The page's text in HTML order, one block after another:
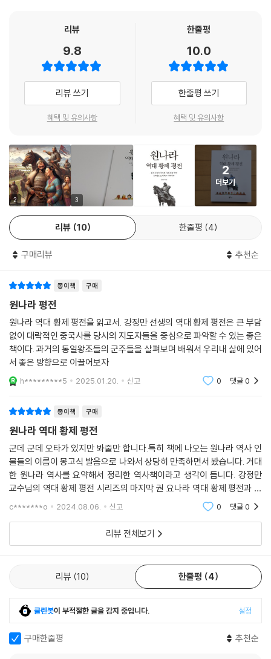
3. 황제와 황태자 그리고 황태후가 권력을 분점하다
4. 우유부단한 성격 때문에 국정을 혼란에 빠뜨리다
5. 상서성을 설치하여 재정난 타개를 시도했으나 실패하다
제8장. 원 인종 아유르바르와다
1. 훈구 대신들을 제거하고 화폐 개혁을 시도하다
3. 유가 성현을 숭상하고 교육과 과거 제도를 부활하다
4. 모후 다기 황태후와 갈등을 빚다
제9장. 원 영종 시데발라
1. 성장 과정과 황위 계승
2. 태황태후 세력과 권력 다툼을 벌이다
3. 충신들의 간언을 듣고 새로운 정치를 추구하다
1. 남파지변 직후에 황제로 추대되다
2. 남파지변에 가담한 신하, 종왕들을 제거하다
3. 유학을 숭상하고 여러 종교에 대해 포용 정책을 펴다
4. 충신의 누명을 벗겨주었지만, 민란을 막지 못하다
5. 색목인의 이권 개입을 묵인하고 매관매직을 일삼다
제11장. 원 문종 투그 테무르
1. 성장 과정과 황위 계승
2. 천순제 세력과 ‘양도의 전쟁’을 벌이다
3. 이복형 쿠살라에게 양위하고 황태자로 책봉되다
4. 원 명종이 급사한 직후에 황제로 복위하다
5. 문치를 일으키고 유가를 존중하다
제12장. 원 혜종 토곤 테무르
1. 이린친발이 황위를 계승했지만 요절하다
3. 태양왕 엘 테무르 세력을 제거하다
4. 바얀이 권력을 장악하고 과거 제도를 폐지하다
5. 바얀 세력을 제거하고 친정을 시작하다
6. 지정갱화: 톡토아의 성공과 실패
칭기즈 칸의 손자이자 몽골 제국의 제5대 카안인 쿠빌라이는 마침내 중국
사의 일부이기도 하다. 몽골족의 관점에서 볼 때 그들은 한족이 세운 송나
라를 멸망시키고 중국 대륙의 지배자이자 주인이 되었다. 반면에 오랜 세
월 동안 중원 지방을 중심으로 역대 봉건 왕조를 세웠던 한족은 소수 민족
인 몽골족에게 국권과 영토를 빼앗기고 피지배층으로 전락했다. 따라서 원
나라는 몽골 역사의 전성기에 해당하지만, 한족에게는 심각한 고난을 겪게
또 중국 역사의 관점에서 보면 원나라는 유목 민족이 처음으로 농경 민족
인 한족을 정복하고 건국한 대제국이다. 문명 수준과 경제력에서 한족에게
크게 열세였으며 심지어 문자조차 없었던 몽골족은 앞서 언급한 장점들을
극대화하여 중국 천하를 통일한 것이다. 원나라의 영토는 4대 칸국을 포함
했으며, 황제는 4대 칸국의 칸을 통제하는 카안이었다. 그런데 시간이 흐
를수록 4대 칸국은 원나라와 형식적인 주종 관계를 맺고 독립국으로 발전
다. 원나라의 역대 황제들은 인구수가 가장 많고 피지배층인 한족을 어떻
경 민족을 다루는 문제이기도 했다. 원 세조 쿠빌라이는 한족의 법률과 제
도를 수용하고 유가 사상을 존중하며 유학자들을 등용함으로써 한족을 원
나라의 통치에 순응하게 했다. 원 세조 이후 역대 황제들은 조종(祖宗)의
법도를 받들어 대제국을 다스렸다.
하지만 원나라는 건국한 지 97년 만에 다시 북방의 초원으로 쫓겨났다. 어
째서 원나라는 백 년도 못 되어 중국에서 지배권을 상실했을까.
첫째, 원나라는 건국 초기부터 한족 문명에 동화된 몽골인과 한족 출신 유
학자들로 구성된 한법파(漢法派)와 몽골의 귀족 세력 간의 갈등이 잠재
되어 있었다. 한법파는 한족의 법률과 제도로 국가를 다스림으로써 원나라
가 역대 한족 왕조의 정통성을 계승하고자 했다. 그들은 유가 사상을 치국
(治國)의 도(道)로 삼았으며 한족 왕조의 흥망성쇠에서 역사적 교훈을 얻
고자 했다. 반면에 몽골의 귀족 세력은 몽골족이 유목 민족으로서의 정체
성(正體性)을 고수해야 한다고 생각했다. 그들은 원나라 황실과 조정이
한족 문명의 영향을 받는 것을 싫어했다. 왜냐하면 한족의 법률과 제도는
몽골족의 전통과 관습에 맞지 않으며, 한인(漢人)은 착취의 대상이지 몽
골인과 동급이 아니라고 생각했기 때문이다. 한법파와 몽골의 귀족 세력은
정국의 주도권을 놓고 사사건건 대립했다. 특히 황제를 추대하는 일에서는
양대 세력이 충돌하여 내전을 벌이기도 했다. 한법파에 의하여 추대된 황
제들은 지방 군벌로 성장한 귀족 세력을 제대로 통제하지 못했다.
둘째, 원나라의 황제들은 유목 민족의 ‘퍼주기 습관’을 버리지 못했다. 공동
물은 반드시 나누어 가지는 전통이 있었다. 원 세조는 정해진 규정에 따라
리뷰
9.8
리뷰 쓰기
혜택 및 유의사항
한줄평
10.0
한줄평 쓰기
혜택 및 유의사항
2 3
2
더보기
리뷰 10 한줄평 4
구매리뷰 추천순
종이책 구매
원나라 평전
원나라 역대 황제 평전을 읽고서. 강정만 선생의 역대 황제 평전은 큰 부담
없이 대략적인 중국사를 당시의 지도자들을 중심으로 파악할 수 있는 좋은
책이다. 과거의 통일왕조들의 군주들을 살펴보며 배워서 우리내 삶에 있어
서 좋은 방향으로 이끌어보자
h*********5 2025.01.20. 신고 0 댓글0
종이책 구매
원나라 역대 황제 평전
군데 군데 오타가 있지만 봐줄만 합니다.특히 책에 나오는 원나라 역사 인
물들의 이름이 몽고식 발음으로 나와서 상당히 만족하면서 봤습니다. 거대
한 원나라 역사를 요약해서 정리한 역사책이라고 생각이 듭니다. 강정만
교수님의 역대 황제 평전 시리즈의 마지막 권 요나라 역대 황제 평전과 금
나라 역대 황제 평전 출판이 기대됩니다.
c*******o 2024.08.06. 신고 0 댓글0
리뷰 전체보기
리뷰 10 한줄평 4
클린봇이 부적절한 글을 감지 중입니다. 설정
구매한줄평 추천순